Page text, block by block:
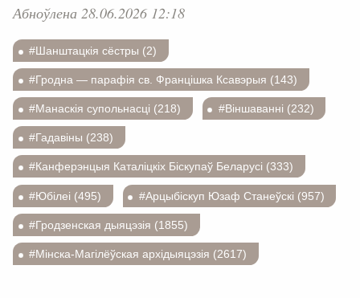
Абноўлена 28.06.2026 12:18
#Шанштацкія сёстры (2)
#Гродна — парафія св. Францішка Ксавэрыя (143)
#Манаскія супольнасці (218) #Віншаванні (232)
#Гадавіны (238)
#Канферэнцыя Каталіцкіх Біскупаў Беларусі (333)
#Юбілеі (495) #Арцыбіскуп Юзаф Станеўскі (957)
#Гродзенская дыяцэзія (1855)
#Мінска-Магілёўская архідыяцэзія (2617)